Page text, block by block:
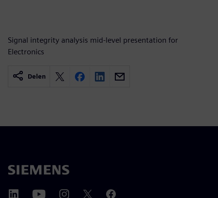
Signal integrity analysis mid-level presentation for
Electronics
Delen